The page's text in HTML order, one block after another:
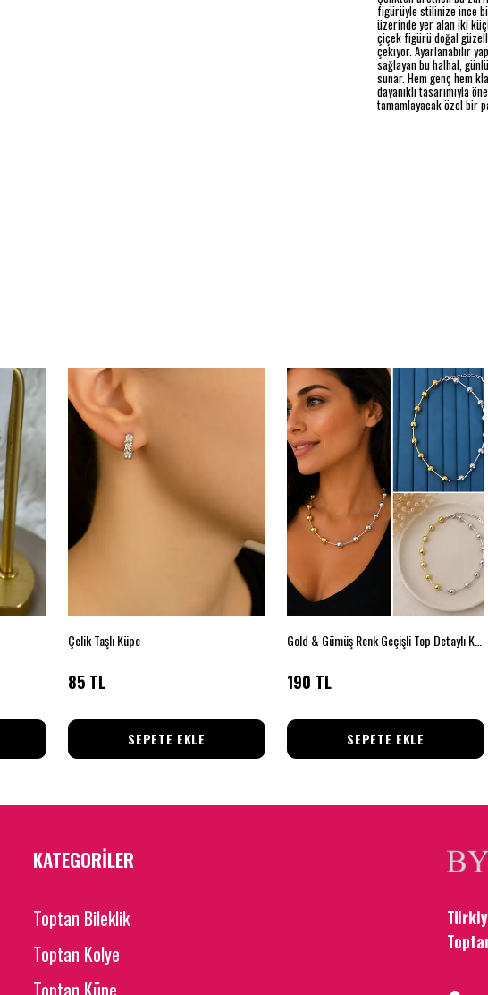
figürüyle stilinize ince
üzerinde yer alan iki
çiçek figürü doğal
çekiyor. Ayarlanabilir
sağlayan bu halhal,
sunar. Hem genç hem
dayanıklı tasarımıyla
tamamlayacak özel bir
Çelik Taşlı Küpe
85 TL
SEPETE EKLE
190 TL
SEPETE EKLE
KATEGORİLER
Toptan Bileklik
Toptan Kolye
Toptan Küpe